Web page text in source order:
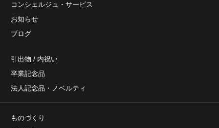
コンシェルジュ・サービス
お知らせ
ブログ
引出物 / 内祝い
卒業記念品
法人記念品・ノベルティ
ものづくり